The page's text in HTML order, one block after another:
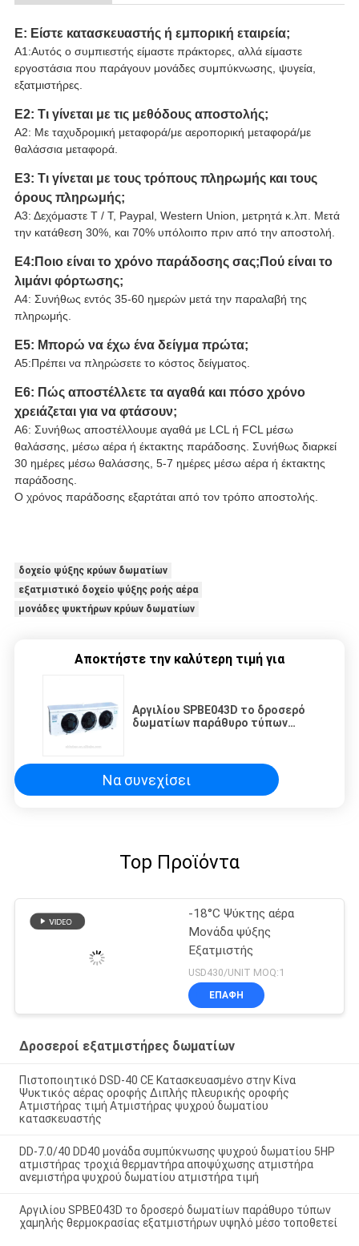
Ε: Είστε κατασκευαστής ή εμπορική εταιρεία;
Α1:Αυτός ο συμπιεστής είμαστε πράκτορες, αλλά είμαστε
εργοστάσια που παράγουν μονάδες συμπύκνωσης, ψυγεία,
εξατμιστήρες.
Ε2: Τι γίνεται με τις μεθόδους αποστολής;
Α2: Με ταχυδρομική μεταφορά/με αεροπορική μεταφορά/με
θαλάσσια μεταφορά.
Ε3: Τι γίνεται με τους τρόπους πληρωμής και τους
όρους πληρωμής;
Α3: Δεχόμαστε T / T, Paypal, Western Union, μετρητά κ.λπ. Μετά
την κατάθεση 30%, και 70% υπόλοιπο πριν από την αποστολή.
Ε4:Ποιο είναι το χρόνο παράδοσης σας;Πού είναι το
λιμάνι φόρτωσης;
A4: Συνήθως εντός 35-60 ημερών μετά την παραλαβή της
πληρωμής.
Ε5: Μπορώ να έχω ένα δείγμα πρώτα;
Α5:Πρέπει να πληρώσετε το κόστος δείγματος.
Ε6: Πώς αποστέλλετε τα αγαθά και πόσο χρόνο
χρειάζεται για να φτάσουν;
Α6: Συνήθως αποστέλλουμε αγαθά με LCL ή FCL μέσω
θαλάσσης, μέσω αέρα ή έκτακτης παράδοσης. Συνήθως διαρκεί
30 ημέρες μέσω θαλάσσης, 5-7 ημέρες μέσω αέρα ή έκτακτης
παράδοσης.
Ο χρόνος παράδοσης εξαρτάται από τον τρόπο αποστολής.
δοχείο ψύξης κρύων δωματίων
εξατμιστικό δοχείο ψύξης ροής αέρα
μονάδες ψυκτήρων κρύων δωματίων
Αποκτήστε την καλύτερη τιμή για
Αργιλίου SPBE043D το δροσερό
δωματίων παράθυρο τύπων
τοποθετεί
Να συνεχίσει
Top Προϊόντα
-18°C Ψύκτης αέρα
Μονάδα ψύξης
Εξατμιστής
USD430/UNIT MOQ:1
ΕΠΑΦΉ
Δροσεροί εξατμιστήρες δωματίων
Πιστοποιητικό DSD-40 CE Κατασκευασμένο στην Κίνα
Ψυκτικός αέρας οροφής Διπλής πλευρικής οροφής
Ατμιστήρας τιμή Ατμιστήρας ψυχρού δωματίου
κατασκευαστής
DD-7.0/40 DD40 μονάδα συμπύκνωσης ψυχρού δωματίου 5HP
ατμιστήρας τροχιά θερμαντήρα αποψύχωσης ατμιστήρα
ανεμιστήρα ψυχρού δωματίου ατμιστήρα τιμή
Αργιλίου SPBE043D το δροσερό δωματίων παράθυρο τύπων
χαμηλής θερμοκρασίας εξατμιστήρων υψηλό μέσο τοποθετεί